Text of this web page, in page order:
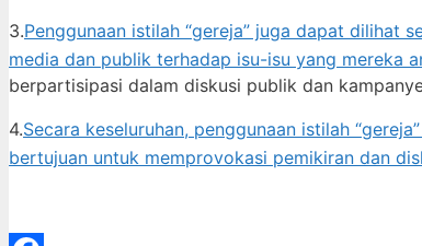
3.Penggunaan istilah “gereja” juga dapat dilihat
media dan publik terhadap isu-isu yang mereka
berpartisipasi dalam diskusi publik dan
4.Secara keseluruhan, penggunaan istilah
bertujuan untuk memprovokasi pemikiran dan